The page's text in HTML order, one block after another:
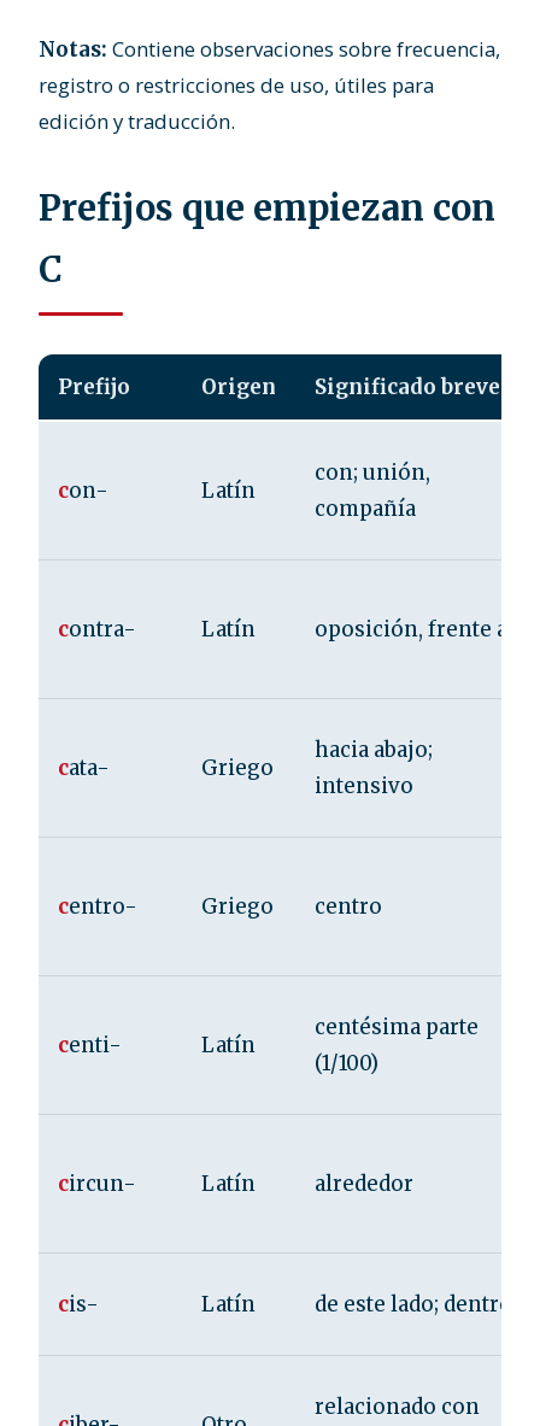
Notas: Contiene observaciones sobre frecuencia,
registro o restricciones de uso, útiles para
edición y traducción.
Prefijos que empiezan con
C
Prefijo Origen Significado breve
con- Latín
con; unión,
compañía
contra- Latín oposición, frente a
cata- Griego
hacia abajo;
intensivo
centro- Griego centro
centi- Latín
centésima parte
(1/100)
circun- Latín alrededor
cis- Latín de este lado; dentro
relacionado con